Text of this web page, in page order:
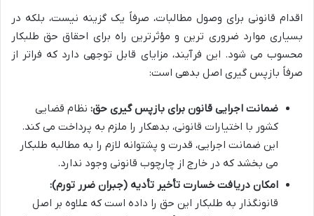
اقدام قانونی برای وصول مطالبات، صرفاً یک گزینه نیست، بلکه در
بسیاری موارد ضروری ترین و مؤثرترین راه برای احقاق حق طلبکار
محسوب می شود. این فرآیند، مزایای قابل توجهی دارد که فراتر از
صرفاً بازپس گیری اصل بدهی است:
ضمانت اجرایی قانون برای بازپس گیری حق: نظام قضایی
کشور با اختیارات قانونی، بدهکار را ملزم به پرداخت می کند.
این ضمانت اجرایی، قدرت و پشتوانه لازم را به مطالبه طلبکار
می بخشد که در خارج از چارچوب قانونی وجود ندارد.
امکان دریافت خسارت تأخیر تأدیه (جبران ضرر تورم):
قانونگذار به طلبکار این حق را داده است که علاوه بر اصل